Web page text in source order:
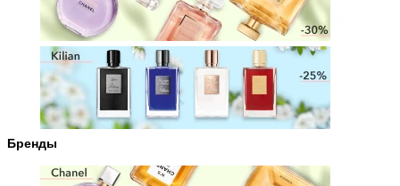
Бренды